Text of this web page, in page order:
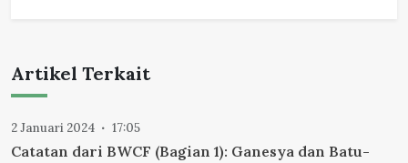
Artikel Terkait
2 Januari 2024 17:05
Catatan dari BWCF (Bagian 1): Ganesya dan Batu-